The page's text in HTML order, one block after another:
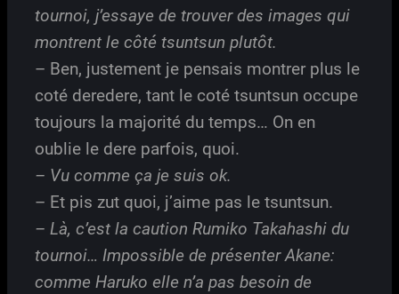
tournoi, j’essaye de trouver des images qui
montrent le côté tsuntsun plutôt.
– Ben, justement je pensais montrer plus le
coté deredere, tant le coté tsuntsun occupe
toujours la majorité du temps… On en
oublie le dere parfois, quoi.
– Vu comme ça je suis ok.
– Et pis zut quoi, j’aime pas le tsuntsun.
– Là, c’est la caution Rumiko Takahashi du
tournoi… Impossible de présenter Akane:
comme Haruko elle n’a pas besoin de